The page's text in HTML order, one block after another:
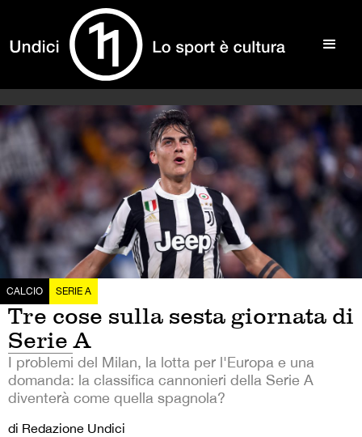
CALCIO SERIE A
Tre cose sulla sesta giornata di
Serie A
I problemi del Milan, la lotta per l'Europa e una
domanda: la classifica cannonieri della Serie A
diventerà come quella spagnola?
di Redazione Undici